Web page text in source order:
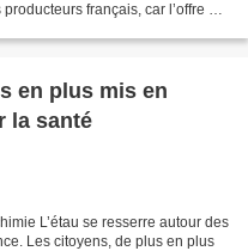
français, car l’offre bio
en plus mis en
la santé
L’étau se resserre autour des
Les citoyens, de plus en plus